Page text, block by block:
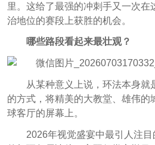
里。这给了最强的冲刺手又一次在
治地位的赛段上获胜的机会。
哪些路段看起来最壮观？
从某种意义上说，环法本身就
的方式，将精美的大教堂、雄伟的
球客厅的屏幕上。
2026年视觉盛宴中最引人注